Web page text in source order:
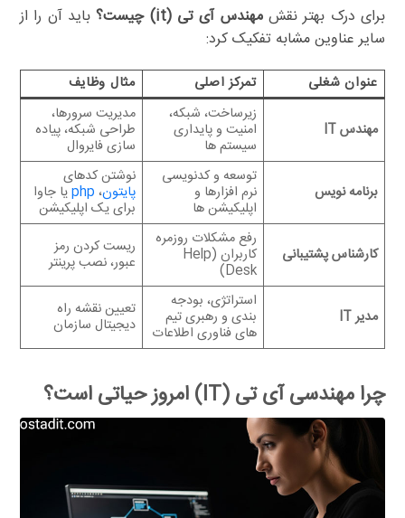
برای درک بهتر نقشمهندس آی تی (it) چیست؟
باید آن را از
سایر عناوین مشابه تفکیک کرد:
عنوان شغلی تمرکز اصلی مثال وظایف
مهندس IT
زیرساخت، شبکه،
امنیت و پایداری
سیستم ها
مدیریت سرورها،
طراحی شبکه، پیاده
سازی فایروال
برنامه نویس
توسعه و کدنویسی
نرم افزارها و
اپلیکیشن ها
نوشتن کدهای
پایتون، phpیا جاوا
برای یک اپلیکیشن
کارشناس پشتیبانی
رفع مشکلات روزمره
کاربران (Help
Desk)
ریست کردن رمز
عبور، نصب پرینتر
مدیر IT
استراتژی، بودجه
بندی و رهبری تیم
های فناوری اطلاعات
تعیین نقشه راه
دیجیتال سازمان
چرا مهندسی آی تی (IT) امروز حیاتی است؟